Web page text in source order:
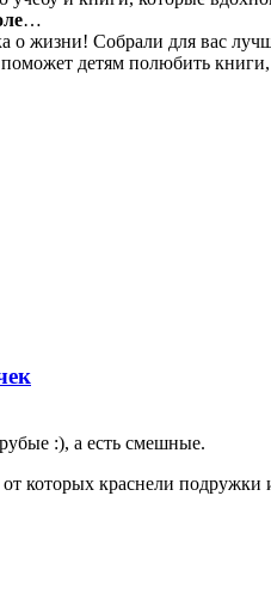
…
жизни! Собрали для вас
детям полюбить
:), а есть смешные.
которых краснели подружки